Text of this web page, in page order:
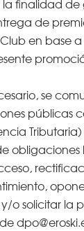
de
en base
se
públicas
obligaciones
o solicitar la